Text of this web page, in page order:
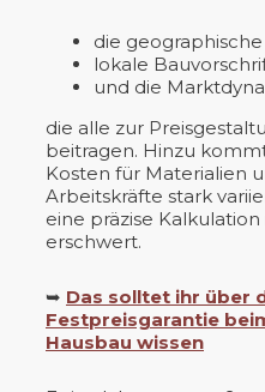
die
lokale
und die
die alle zur
beitragen. Hinzu
Kosten für Materialien
Arbeitskräfte stark
eine präzise
erschwert.
➥ Das solltet ihr über
Festpreisgarantie
Hausbau wissen